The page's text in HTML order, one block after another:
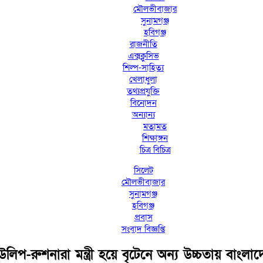
মৌলভীবাজার
সুনামগঞ্জ
হবিগঞ্জ
রাজনীতি
এক্সক্লুসিভ
শিল্প-সাহিত্য
খেলাধুলা
তথ্যপ্রযুক্তি
বিনোদন
অন্যান্য
মতামত
শিক্ষাঙ্গন
চিত্র বিচিত্র
সিলেট
মৌলভীবাজার
সুনামগঞ্জ
হবিগঞ্জ
প্রবাস
সংবাদ বিজ্ঞপ্তি
রুশনারা মন্ত্রী হয়ে বৃটেনে অন্য উচ্চতায়